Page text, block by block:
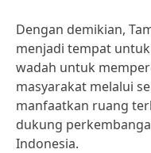
Dengan demikian,
menjadi tempat
wadah untuk
masyarakat melalui
manfaatkan ruang
dukung
Indonesia.